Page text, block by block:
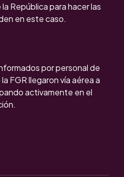
República para hacer las
en este caso.
por personal de
FGR llegaron vía aérea a
activamente en el